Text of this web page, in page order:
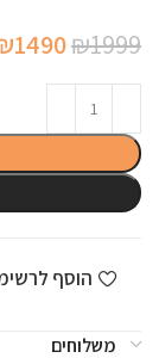
₪1999
המחיר
1490
הוסף
משלוחים